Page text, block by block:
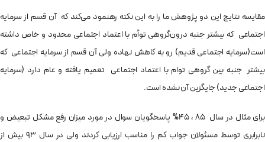
مقایسه نتایج این دو پژوهش ما را به این نکته رهنمود می‌کند که آن قسم از سرمایه
اجتماعی که بیشتر جنبه درون‌گروهی توأم با اعتماد اجتماعی محدود و خاص داشته
است(سرمایه اجتماعی قدیم) رو به کاهش نهاده ولی آن قسم از سرمایه اجتماعی که
بیشتر جنبه بین گروهی توام با اعتماد اجتماعی تعمیم یافته و عام دارد (سرمایه
اجتماعی جدید) جایگزین آن نشده است.
برای مثال در سال ۸۵ ، ۴۵% پاسخگویان سوال در مورد میزان رفع مشکل تبعیض و
نابرابری توسط مسئولان جواب کم را مناسب ارزیابی کردند ولی در سال ۹۳ بیش از